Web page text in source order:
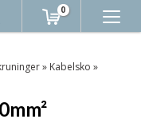
0
» Kabelsko »